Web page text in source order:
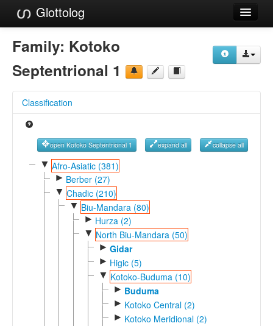
Glottolog
Languages
References
Reference Search
GlottoScope
Family: Kotoko
Septentrional 1
Classification
open Kotoko Septentrional 1 expand all collapse all
▼ Afro-Asiatic (381)
► Berber (27)
▼ Chadic (210)
▼ Biu-Mandara (80)
► Hurza (2)
▼ North Biu-Mandara (50)
► Gidar
► Higic (5)
▼ Kotoko-Buduma (10)
► Buduma
► Kotoko Central (2)
► Kotoko Meridional (2)